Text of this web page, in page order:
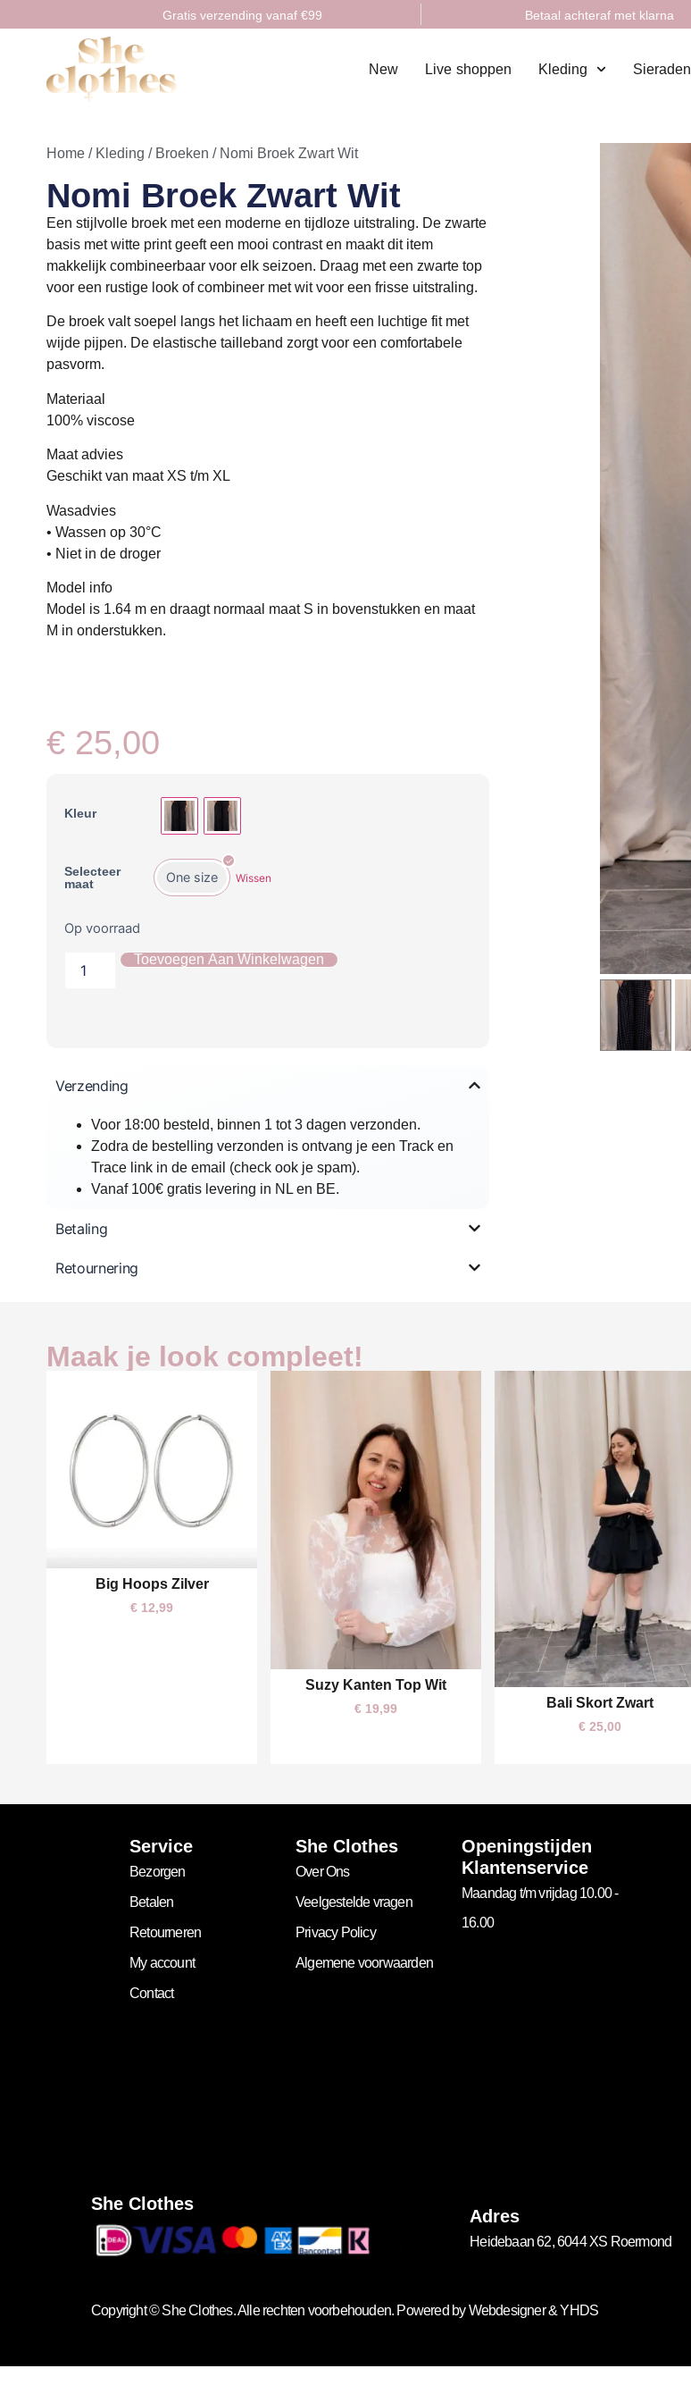
Gratis verzending vanaf €99 Betaal achteraf met klarna
New Live shoppen Kleding Sieraden
Home / Kleding / Broeken / Nomi Broek Zwart Wit
Nomi Broek Zwart Wit
Een stijlvolle broek met een moderne en tijdloze uitstraling. De zwarte
basis met witte print geeft een mooi contrast en maakt dit item
makkelijk combineerbaar voor elk seizoen. Draag met een zwarte top
voor een rustige look of combineer met wit voor een frisse uitstraling.
De broek valt soepel langs het lichaam en heeft een luchtige fit met
wijde pijpen. De elastische tailleband zorgt voor een comfortabele
pasvorm.
Materiaal
100% viscose
Maat advies
Geschikt van maat XS t/m XL
Wasadvies
• Wassen op 30°C
• Niet in de droger
Model info
Model is 1.64 m en draagt normaal maat S in bovenstukken en maat
M in onderstukken.
€ 25,00
Kleur
Selecteer
maat
One size Wissen
Op voorraad
Toevoegen Aan Winkelwagen
Verzending
Voor 18:00 besteld, binnen 1 tot 3 dagen verzonden.
Zodra de bestelling verzonden is ontvang je een Track en
Trace link in de email (check ook je spam).
Vanaf 100€ gratis levering in NL en BE.
Betaling
Retournering
Maak je look compleet!
One size
Big Hoops Zilver
€ 12,99
One size
Suzy Kanten Top Wit
€ 19,99 One size
Bali Skort Zwart
€ 25,00
Service
Bezorgen
Betalen
Retourneren
My account
Contact
She Clothes
Over Ons
Veelgestelde vragen
Privacy Policy
Algemene voorwaarden
Openingstijden
Klantenservice
Maandag t/m vrijdag 10.00 -
16.00
She Clothes
Adres
Heidebaan 62, 6044 XS Roermond
Copyright ©She Clothes. Alle rechten voorbehouden. Powered byWebdesigner&YHDS